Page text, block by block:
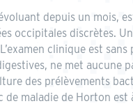
depuis un mois,
occipitales discrètes.
clinique est
ne met aucune
des prélèvements
maladie de Horton